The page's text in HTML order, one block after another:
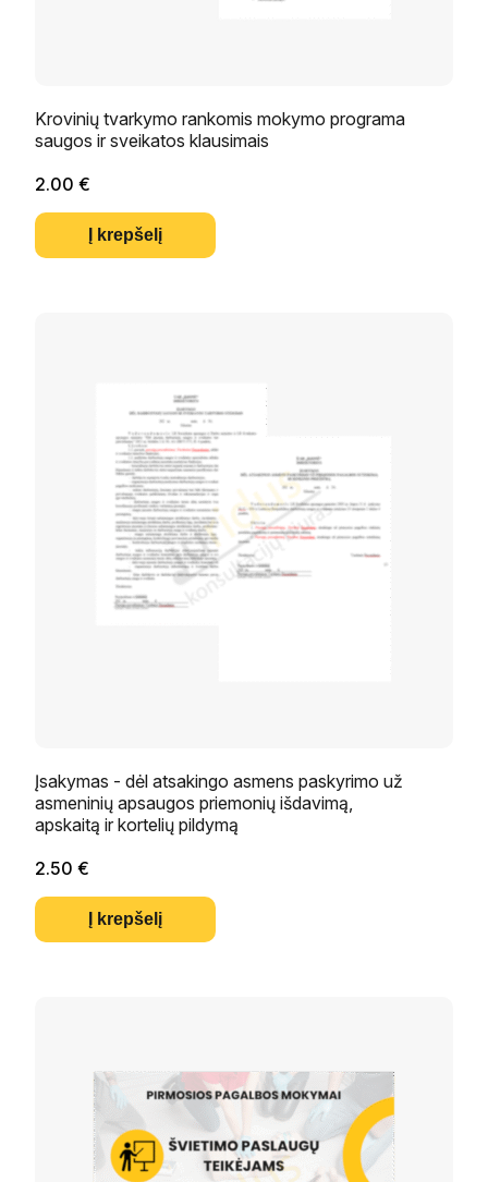
Krovinių tvarkymo rankomis mokymo programa
saugos ir sveikatos klausimais
2.00 €
Į krepšelį
Įsakymas - dėl atsakingo asmens paskyrimo už
asmeninių apsaugos priemonių išdavimą,
apskaitą ir kortelių pildymą
2.50 €
Į krepšelį